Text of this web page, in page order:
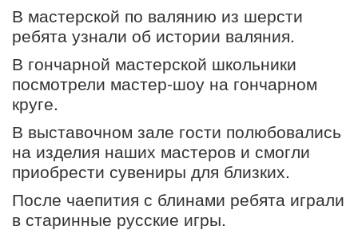
В мастерской по валянию из шерсти
ребята узнали об истории валяния.
В гончарной мастерской школьники
посмотрели мастер-шоу на гончарном
круге.
В выставочном зале гости полюбовались
на изделия наших мастеров и смогли
приобрести сувениры для близких.
После чаепития с блинами ребята играли
в старинные русские игры.